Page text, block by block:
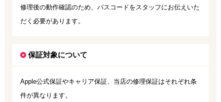
修理後の動作確認のため、パスコードをスタッフにお伝えいた
だく必要があります。
保証対象について
Apple公式保証やキャリア保証、当店の修理保証はそれぞれ条
件が異なります。